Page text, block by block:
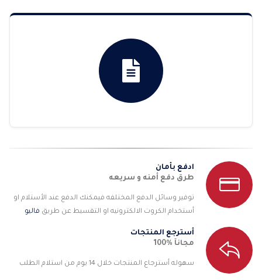
ادفع بأمان
طرق دفع أمنه و سريعه
توفير وسائل الدفع المختلفه فيمكنك الدفع عند الأستلام او
أستخدام الكروت الالكترونيه او التقسيط عن طريق فاليو
أسترجع المنتجات
مجانآ %100
سهوله أسترجاع المنتجات خلال 14 يوم من استلام الطلب